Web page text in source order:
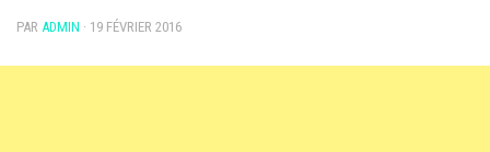
PAR ADMIN · 19 FÉVRIER 2016